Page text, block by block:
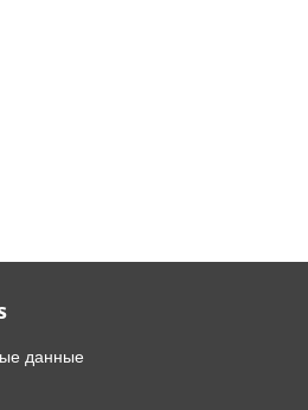
данные